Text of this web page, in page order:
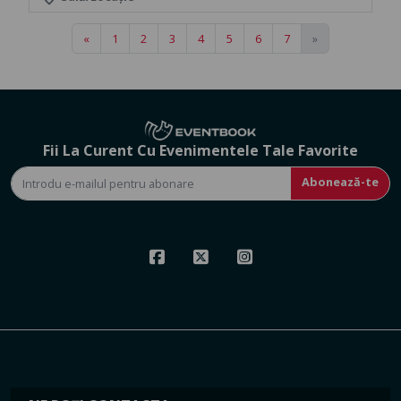
« 1 2 3 4 5 6 7 »
Fii La Curent Cu Evenimentele Tale Favorite
Abonează-te